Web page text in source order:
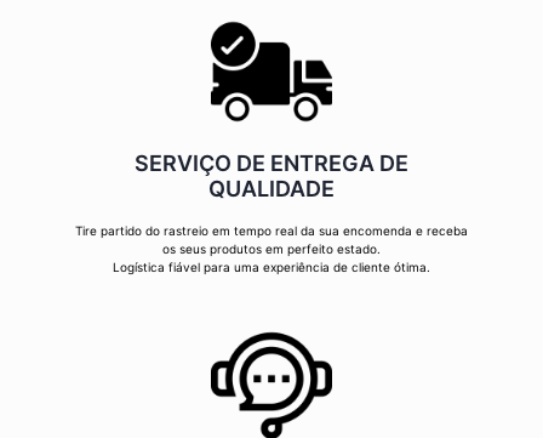
SERVIÇO DE ENTREGA DE
QUALIDADE
Tire partido do rastreio em tempo real da sua encomenda e receba
os seus produtos em perfeito estado.
Logística fiável para uma experiência de cliente ótima.